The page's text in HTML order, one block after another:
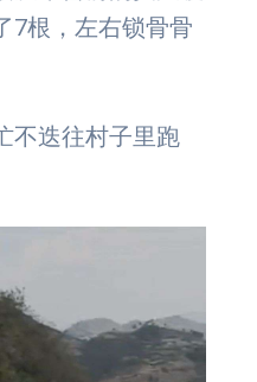
7根，左右锁骨骨
不迭往村子里跑